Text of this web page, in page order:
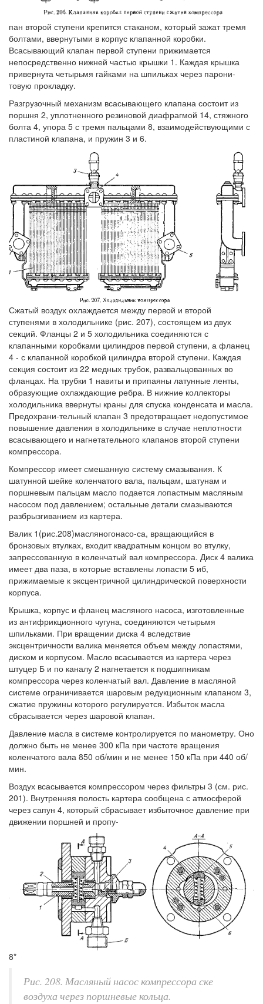
пан второй ступени крепится стаканом, который зажат тремя
болтами, ввернутыми в корпус клапанной коробки.
Всасывающий клапан первой ступени прижимается
непосредственно нижней частью крышки 1. Каждая крышка
привернута четырьмя гайками на шпильках через парони-
товую прокладку.
Разгрузочный механизм всасывающего клапана состоит из
поршня 2, уплотненного резиновой диафрагмой 14, стяжного
болта 4, упора 5 с тремя пальцами 8, взаимодействующими с
пластиной клапана, и пружин 3 и 6.
Сжатый воздух охлаждается между первой и второй
ступенями в холодильнике (рис. 207), состоящем из двух
секций. Фланцы 2 и 5 холодильника соединяются с
клапанными коробками цилиндров первой ступени, а фланец
4 - с клапанной коробкой цилиндра второй ступени. Каждая
секция состоит из 22 медных трубок, развальцованных во
фланцах. На трубки 1 навиты и припаяны латунные ленты,
образующие охлаждающие ребра. В нижние коллекторы
холодильника ввернуты краны для спуска конденсата и масла.
Предохрани-тельный клапан 3 предотвращает недопустимое
повышение давления в холодильнике в случае неплотности
всасывающего и нагнетательного клапанов второй ступени
компрессора.
Компрессор имеет смешанную систему смазывания. К
шатунной шейке коленчатого вала, пальцам, шатунам и
поршневым пальцам масло подается лопастным масляным
насосом под давлением; остальные детали смазываются
разбрызгиванием из картера.
Валик 1(рис.208)масляногонасо-са, вращающийся в
бронзовых втулках, входит квадратным концом во втулку,
запрессованную в коленчатый вал компрессора. Диск 4 валика
имеет два паза, в которые вставлены лопасти 5 иб,
прижимаемые к эксцентричной цилиндрической поверхности
корпуса.
Крышка, корпус и фланец масляного насоса, изготовленные
из антифрикционного чугуна, соединяются четырьмя
шпильками. При вращении диска 4 вследствие
эксцентричности валика меняется объем между лопастями,
диском и корпусом. Масло всасывается из картера через
штуцер Б и по каналу 2 нагнетается к подшипникам
компрессора через коленчатый вал. Давление в масляной
системе ограничивается шаровым редукционным клапаном 3,
сжатие пружины которого регулируется. Избыток масла
сбрасывается через шаровой клапан.
Давление масла в системе контролируется по манометру. Оно
должно быть не менее 300 кПа при частоте вращения
коленчатого вала 850 об/мин и не менее 150 кПа при 440 об/
мин.
Воздух всасывается компрессором через фильтры 3 (см. рис.
201). Внутренняя полость картера сообщена с атмосферой
через сапун 4, который сбрасывает избыточное давление при
движении поршней и пропу-
8*
Рис. 208. Масляный насос компрессора ске
воздуха через поршневые кольца.